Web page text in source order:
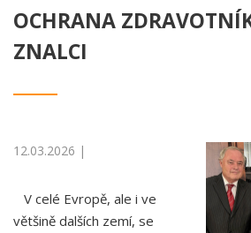
OCHRANA
ZNALCI
12.03.2026 |
V celé Evropě, ale i ve
většině dalších zemí, se